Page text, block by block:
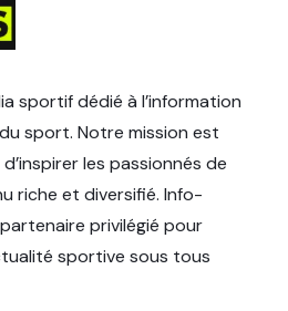
sportif dédié à l’information
sport. Notre mission est
les passionnés de
riche et diversifié. Info-
privilégié pour
sportive sous tous